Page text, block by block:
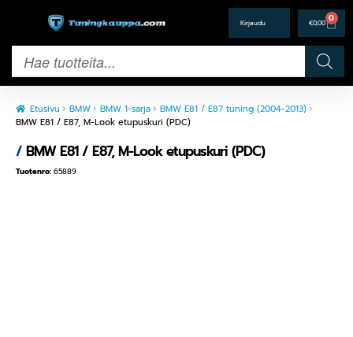
€0,00 0
Etusivu BMW BMW 1-sarja
BMW E81 / E87 tuning (2004-2013)
BMW E81 / E87, M-Look etupuskuri (PDC)
/BMW E81 / E87, M-Look etupuskuri (PDC)
Tuotenro: 65889